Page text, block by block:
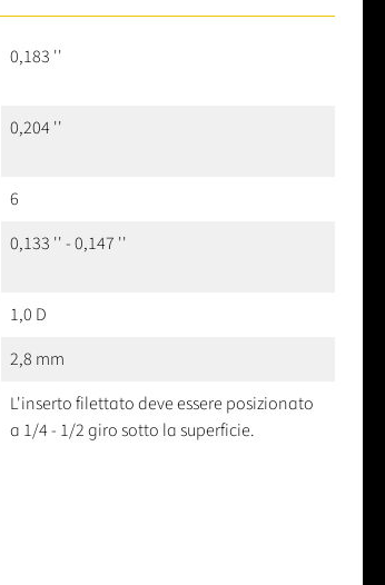
0,183 ''
0,204 ''
6
0,133 '' - 0,147 ''
1,0 D
2,8 mm
L'inserto filettato deve essere posizionato
a 1/4 - 1/2 giro sotto la superficie.